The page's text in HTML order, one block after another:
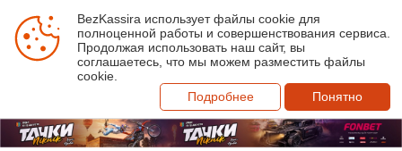
BezKassira использует файлы cookie для
полноценной работы и совершенствования сервиса.
Продолжая использовать наш сайт, вы
соглашаетесь, что мы можем разместить файлы
cookie.
Подробнее
Понятно